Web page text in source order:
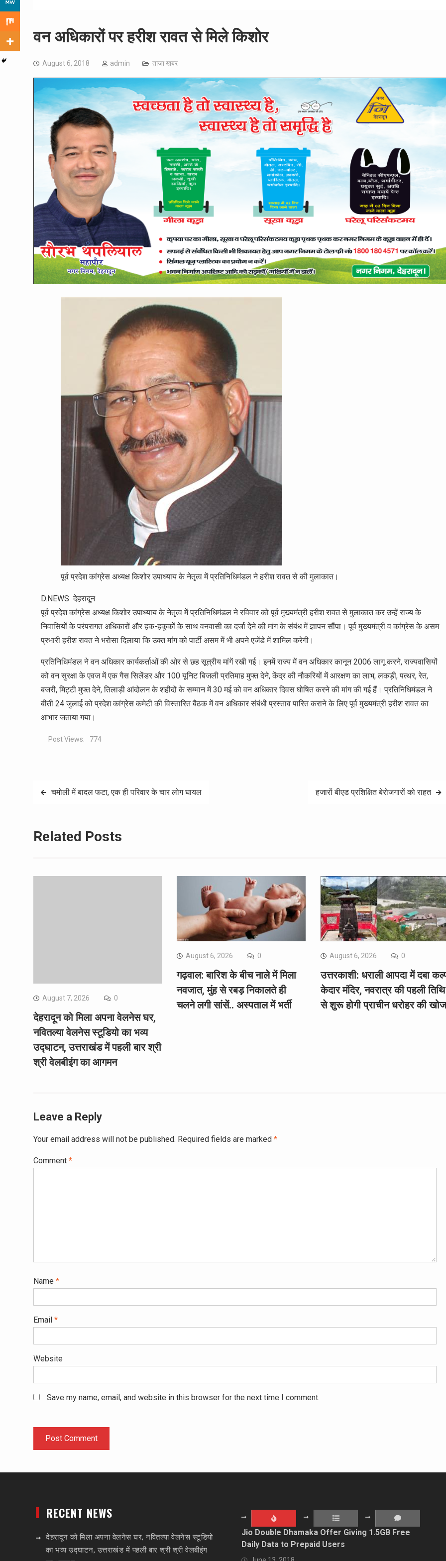
वन अधिकारों पर हरीश रावत से मिले किशोर
August 6, 2018 admin ताज़ा खबर
पूर्व प्रदेश कांग्रेस अध्यक्ष किशोर उपाध्याय के नेतृत्व में प्रतिनिधिमंडल ने हरीश रावत से की मुलाकात।
D.NEWS देहरादून
पूर्व प्रदेश कांग्रेस अध्यक्ष किशोर उपाध्याय के नेतृत्व में प्रतिनिधिमंडल ने रविवार को पूर्व मुख्यमंत्री हरीश रावत से मुलाकात कर उन्हें राज्य के
निवासियों के परंपरागत अधिकारों और हक-हकूकों के साथ वनवासी का दर्जा देने की मांग के संबंध में ज्ञापन सौंपा। पूर्व मुख्यमंत्री व कांग्रेस के असम
प्रभारी हरीश रावत ने भरोसा दिलाया कि उक्त मांग को पार्टी असम में भी अपने एजेंडे में शामिल करेगी।
प्रतिनिधिमंडल ने वन अधिकार कार्यकर्ताओं की ओर से छह सूत्रीय मांगें रखी गई। इनमें राज्य में वन अधिकार कानून 2006 लागू करने, राज्यवासियों
को वन सुरक्षा के एवज में एक गैस सिलेंडर और 100 यूनिट बिजली प्रतिमाह मुफ्त देने, केंद्र की नौकरियों में आरक्षण का लाभ, लकड़ी, पत्थर, रेत,
बजरी, मिट्टी मुफ्त देने, तिलाड़ी आंदोलन के शहीदों के सम्मान में 30 मई को वन अधिकार दिवस घोषित करने की मांग की गई हैं। प्रतिनिधिमंडल ने
बीती 24 जुलाई को प्रदेश कांग्रेस कमेटी की विस्तारित बैठक में वन अधिकार संबंधी प्रस्ताव पारित कराने के लिए पूर्व मुख्यमंत्री हरीश रावत का
आभार जताया गया।
Post Views: 774
Postचमोली में बादल फटा, एक ही परिवार के चार लोग घायल हजारों बीएड प्रशिक्षित बेरोजगारों को राहत
Related Posts
August 7, 2026 0
देहरादून को मिला अपना वेलनेस घर,
नवितल्या वेलनेस स्टूडियो का भव्य
उद्घाटन, उत्तराखंड में पहली बार श्री
श्री वेलबीइंग का आगमन
August 6, 2026 0
गढ़वाल: बारिश के बीच नाले में मिला
नवजात, मुंह से रबड़ निकालते ही
चलने लगी सांसें.. अस्पताल में भर्ती
August 6, 2026 0
उत्तरकाशी: धराली आपदा में दबा
केदार मंदिर, नवरात्र की पहली तिथि
से शुरू होगी प्राचीन धरोहर की खोज
Leave a Reply
Your email address will not be published. Required fields are marked *
Comment *
Name *
Email *
Website
Save my name, email, and website in this browser for the next time I comment.
RECENT NEWS
देहरादून को मिला अपना वेलनेस घर, नवितल्या वेलनेस स्टूडियो
का भव्य उद्घाटन, उत्तराखंड में पहली बार श्री श्री वेलबीइंग
Jio Double Dhamaka Offer Giving 1.5GB Free
Daily Data to Prepaid Users